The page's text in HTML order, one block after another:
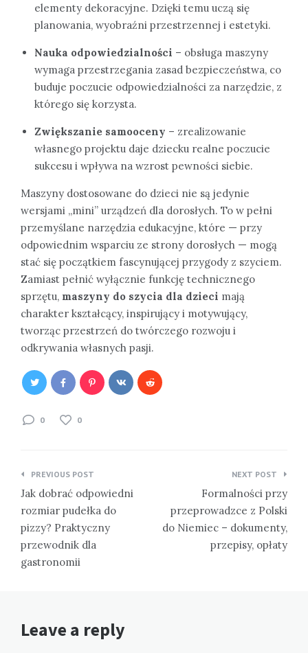
elementy dekoracyjne. Dzięki temu uczą się
planowania, wyobraźni przestrzennej i estetyki.
Nauka odpowiedzialności – obsługa maszyny
wymaga przestrzegania zasad bezpieczeństwa, co
buduje poczucie odpowiedzialności za narzędzie, z
którego się korzysta.
Zwiększanie samooceny – zrealizowanie
własnego projektu daje dziecku realne poczucie
sukcesu i wpływa na wzrost pewności siebie.
Maszyny dostosowane do dzieci nie są jedynie
wersjami „mini” urządzeń dla dorosłych. To w pełni
przemyślane narzędzia edukacyjne, które — przy
odpowiednim wsparciu ze strony dorosłych — mogą
stać się początkiem fascynującej przygody z szyciem.
Zamiast pełnić wyłącznie funkcję technicznego
sprzętu, maszyny do szycia dla dzieci mają
charakter kształcący, inspirujący i motywujący,
tworząc przestrzeń do twórczego rozwoju i
odkrywania własnych pasji.
0 0
Nawigacja
wpisu
PREVIOUS POST
Jak dobrać odpowiedni
rozmiar pudełka do
pizzy? Praktyczny
przewodnik dla
gastronomii
NEXT POST
Formalności przy
przeprowadzce z Polski
do Niemiec – dokumenty,
przepisy, opłaty
Leave a reply